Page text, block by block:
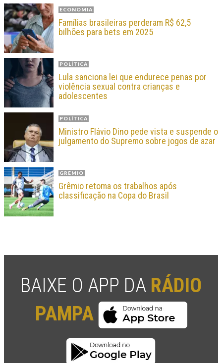
ECONOMIA
Famílias brasileiras perderam R$ 62,5
bilhões para bets em 2025
POLÍTICA
Lula sanciona lei que endurece penas por
violência sexual contra crianças e
adolescentes
POLÍTICA
Ministro Flávio Dino pede vista e suspende o
julgamento do Supremo sobre jogos de azar
GRÊMIO
Grêmio retoma os trabalhos após
classificação na Copa do Brasil
BAIXE O APP DA RÁDIO
PAMPA